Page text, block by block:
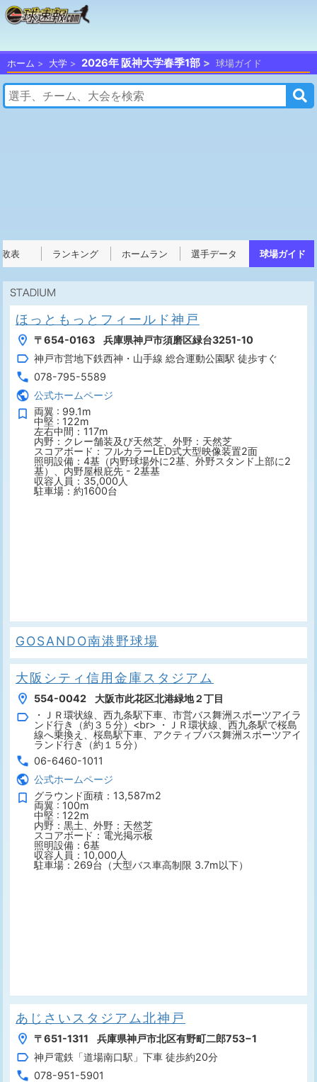
ホーム 大学 2026年 阪神大学春季1部 球場ガイド
表 ランキング ホームラン 選手データ 球場ガイド
ほっともっとフィールド神戸
〒654-0163 兵庫県神戸市須磨区緑台3251-10
神戸市営地下鉄西神・山手線 総合運動公園駅 徒歩すぐ
078-795-5589
公式ホームページ
両翼 : 99.1m
中堅 : 122m
左右中間：117m
内野：クレー舗装及び天然芝、外野：天然芝
スコアボード：フルカラーLED式大型映像装置2面
照明設備：4基（内野球場外に2基、外野スタンド上部に2
基）、内野屋根庇先 - 2基基
収容人員：35,000人
駐車場：約1600台
GOSANDO南港野球場
大阪シティ信用金庫スタジアム
554-0042 大阪市此花区北港緑地２丁目
・ＪＲ環状線、西九条駅下車、市営バス舞洲スポーツアイラ
ンド行き（約３５分）<br> ・ＪＲ環状線、西九条駅で桜島
線へ乗換え、桜島駅下車、アクティブバス舞洲スポーツアイ
ランド行き（約１５分）
06-6460-1011
公式ホームページ
グラウンド面積：13,587m2
両翼 : 100m
中堅 : 122m
内野：黒土、外野：天然芝
スコアボード：電光掲示板
照明設備：6基
収容人員：10,000人
駐車場：269台（大型バス車高制限 3.7m以下）
あじさいスタジアム北神戸
〒651-1311 兵庫県神戸市北区有野町二郎753−1
神戸電鉄「道場南口駅」下車 徒歩約20分
078-951-5901